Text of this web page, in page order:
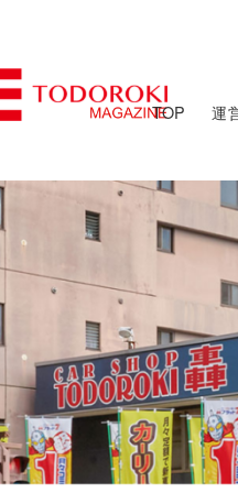
TOP 運